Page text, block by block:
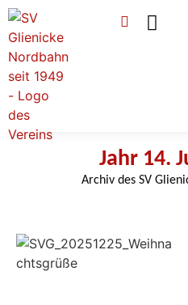
Jahr 14.
Archiv des SV